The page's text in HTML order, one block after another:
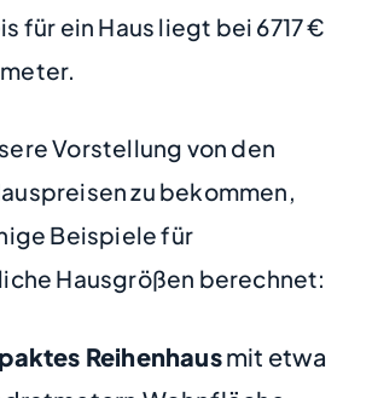
für ein Haus liegt bei 6717 €
Vorstellung von den
zu bekommen,
Beispiele für
Hausgrößen berechnet:
Reihenhausmit etwa